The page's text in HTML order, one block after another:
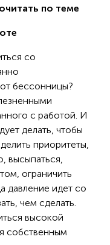
по теме
со
бессонницы?
с работой. И
делать, чтобы
приоритеты,
высыпаться,
ограничить
давление идет со
чем сделать.
высокой
собственным